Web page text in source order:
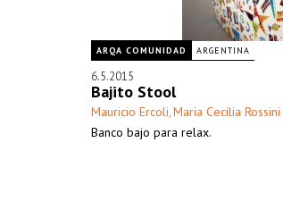
ARQA COMUNIDAD ARGENTINA
6.5.2015
Bajito Stool
Mauricio Ercoli, Maria Cecilia Rossini
Banco bajo para relax.